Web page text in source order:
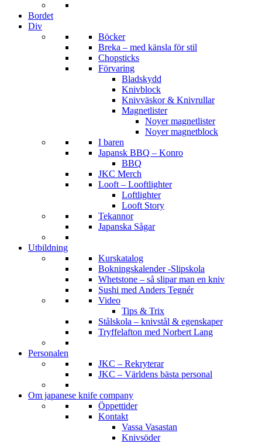
Bordet
Div
Böcker
Breka – med känsla för stil
Chopsticks
Förvaring
Bladskydd
Knivblock
Knivväskor & Knivrullar
Magnetlister
Noyer magnetlister
Noyer magnetblock
I baren
Japansk BBQ – Konro
BBQ
JKC Merch
Looft – Looftlighter
Loftlighter
Looft Story
Tekannor
Japanska Sågar
Utbildning
Kurskatalog
Bokningskalender -Slipskola
Whetstone – så slipar man en kniv
Sushi med Anders Tegnér
Video
Tips & Trix
Stålskola – knivstål & egenskaper
Tryffelafton med Norbert Lang
Personalen
JKC – Rekryterar
JKC – Världens bästa personal
Om japanese knife company
Öppettider
Kontakt
Vassa Vasastan
Knivsöder